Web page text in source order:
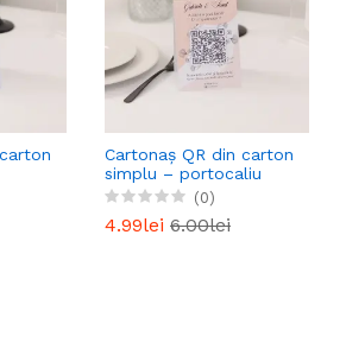
Cartonaș QR din carton
simplu – portocaliu
(0)
4.99lei 6.00lei